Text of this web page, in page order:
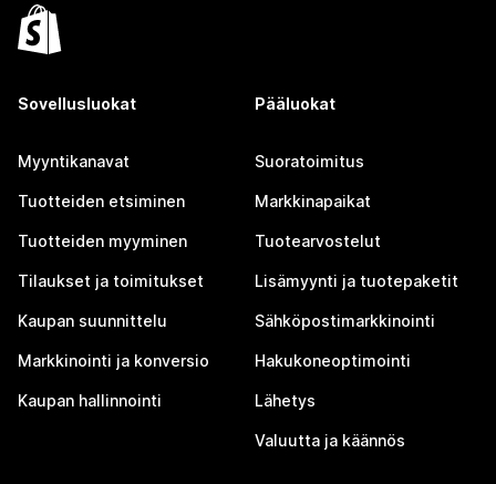
Sovellusluokat
Myyntikanavat
Tuotteiden etsiminen
Tuotteiden myyminen
Tilaukset ja toimitukset
Kaupan suunnittelu
Markkinointi ja konversio
Kaupan hallinnointi
Pääluokat
Suoratoimitus
Markkinapaikat
Tuotearvostelut
Lisämyynti ja tuotepaketit
Sähköpostimarkkinointi
Hakukoneoptimointi
Lähetys
Valuutta ja käännös